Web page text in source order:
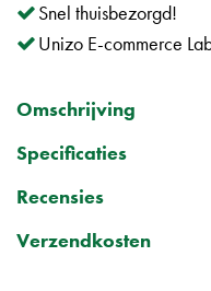
Snel thuisbezorgd!
Unizo E-commerce
Omschrijving
Specificaties
Recensies
Verzendkosten